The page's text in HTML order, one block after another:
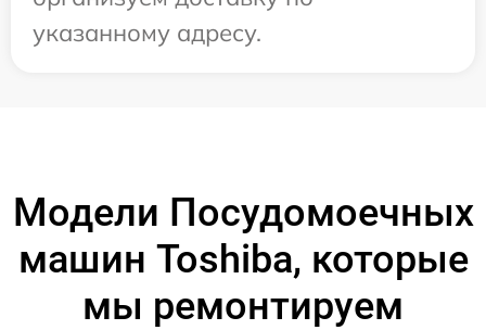
указанному адресу.
Модели Посудомоечных
машин Toshiba, которые
мы ремонтируем